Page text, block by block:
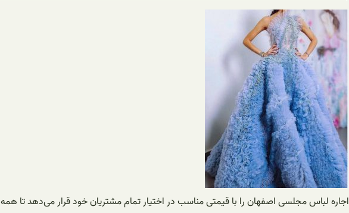
اجاره لباس مجلسی اصفهان را با قیمتی مناسب در اختیار تمام مشتریان خود قرار می‌دهد تا همه